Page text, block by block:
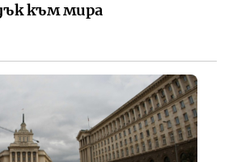
към мира